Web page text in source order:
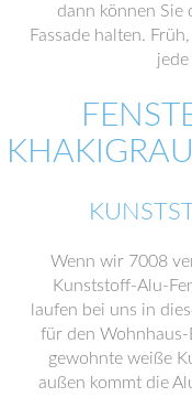
dann können Sie
Fassade halten.
Wenn wir 7008
Kunststoff-Alu-
laufen bei uns in
für den
gewohnte weiße
außen kommt die